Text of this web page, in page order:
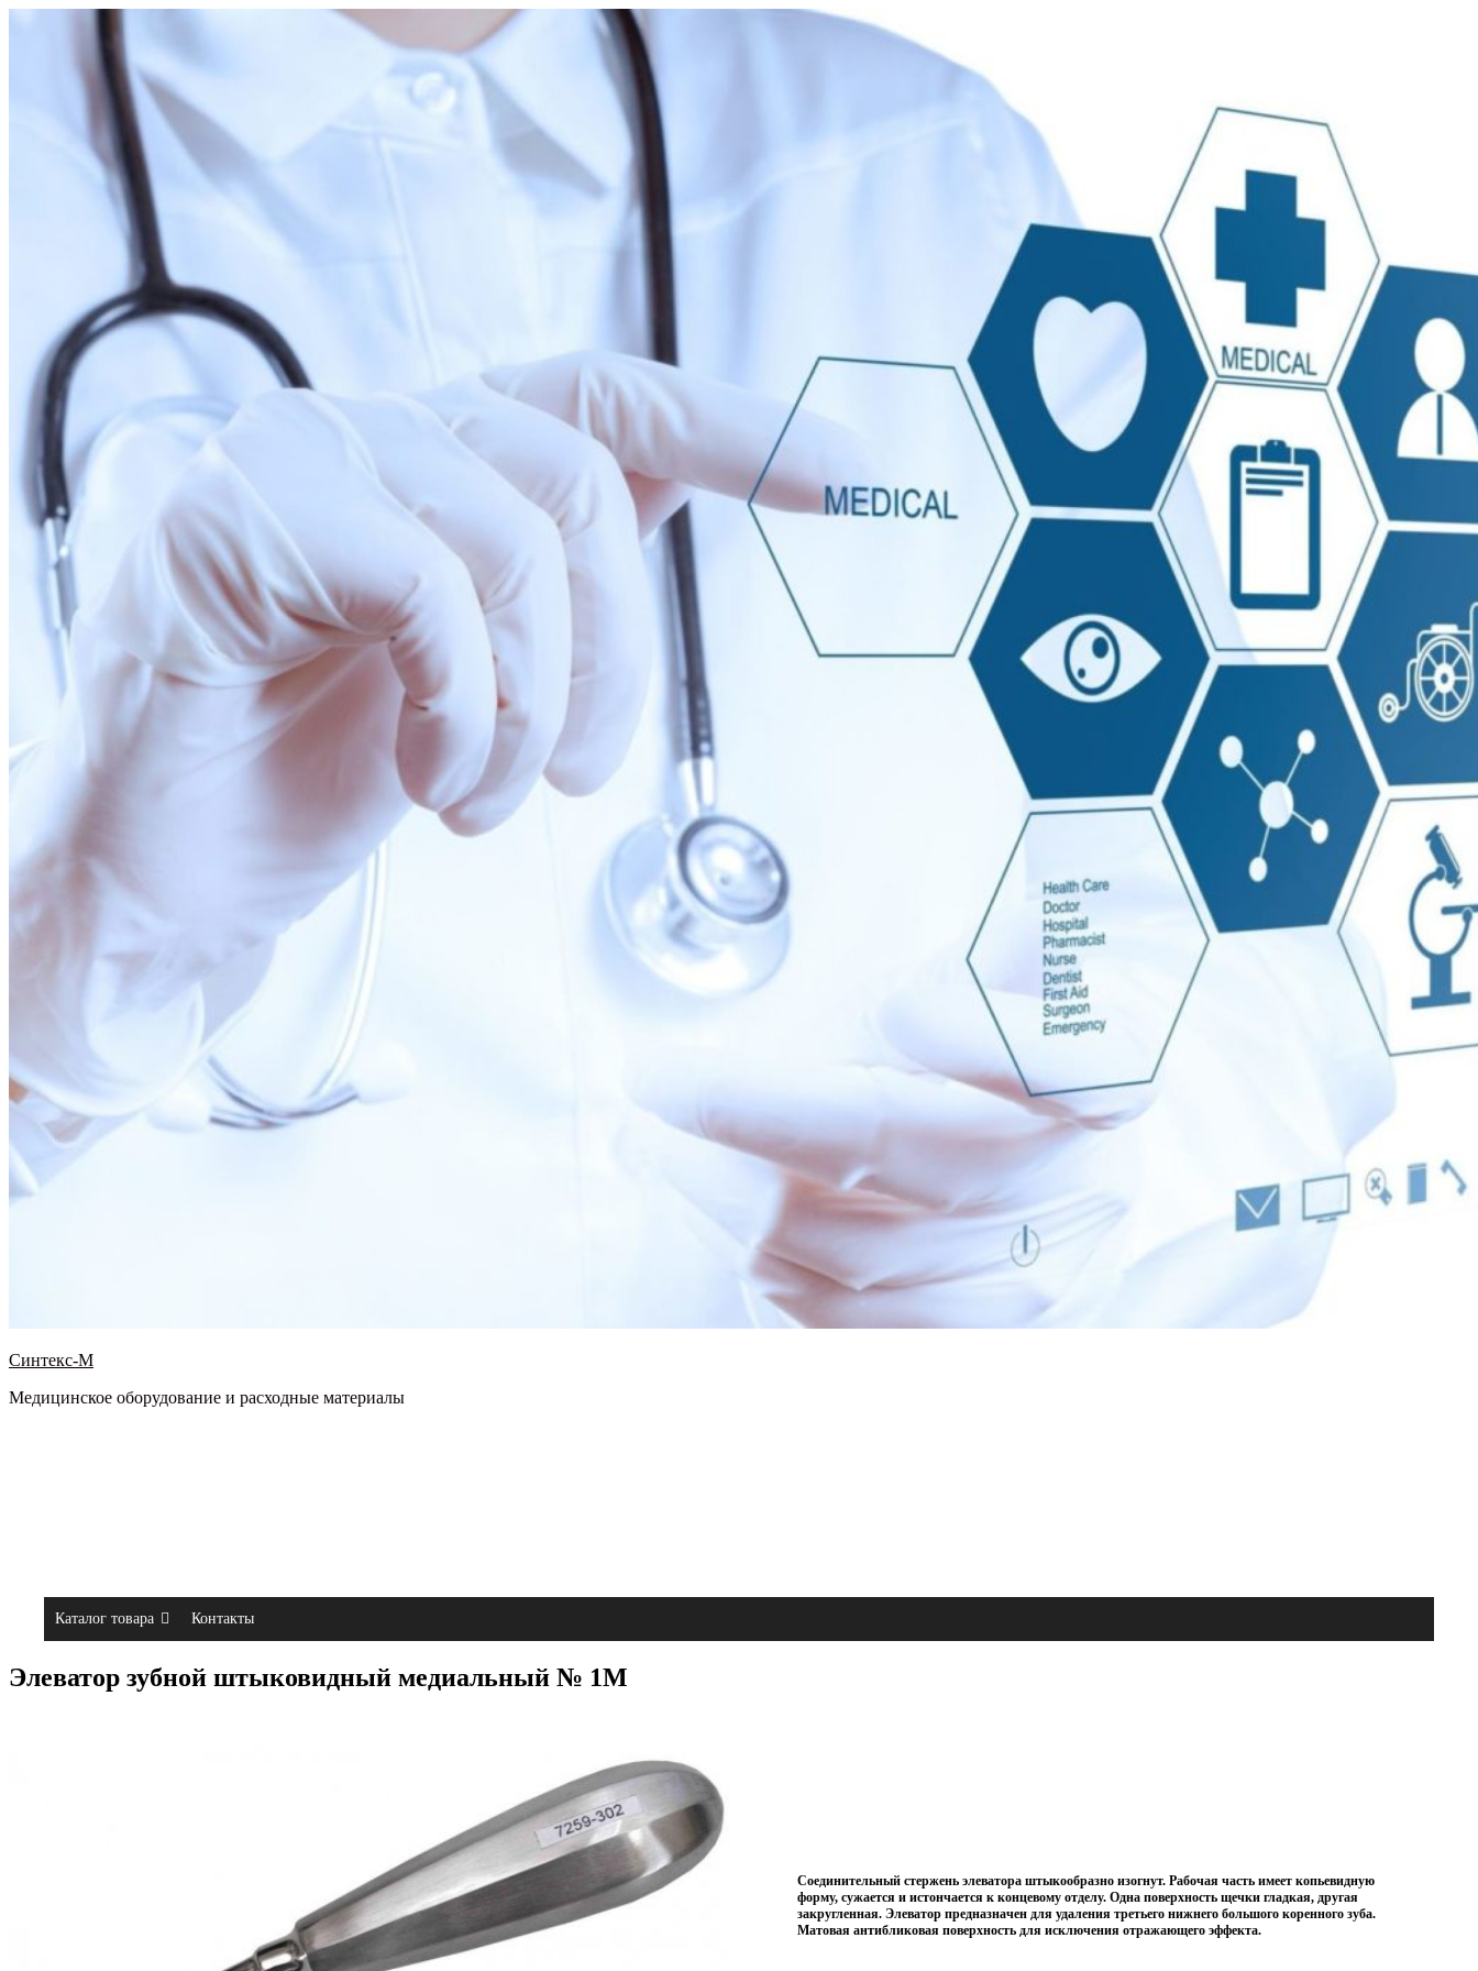
Синтекс-М
Медицинское оборудование и расходные материалы
Каталог товара Контакты
Элеватор зубной штыковидный медиальный № 1М
Соединительный стержень элеватора штыкообразно изогнут. Рабочая часть имеет копьевидную
форму, сужается и истончается к концевому отделу. Одна поверхность щечки гладкая, другая
закругленная. Элеватор предназначен для удаления третьего нижнего большого коренного зуба.
Матовая антибликовая поверхность для исключения отражающего эффекта.